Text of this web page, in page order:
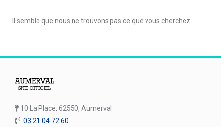
Il semble que nous ne trouvons pas ce que vous cherchez.
10 La Place, 62550, Aumerval
03 21 04 72 60